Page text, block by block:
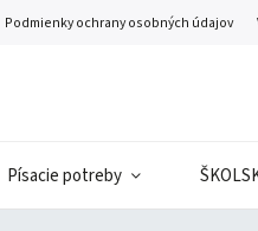
Podmienky ochrany osobných údajov
Písacie potreby